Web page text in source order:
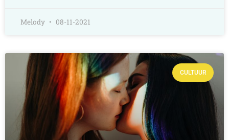
Melody 08-11-2021
CULTUUR